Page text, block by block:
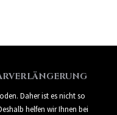
Daher ist es nicht so
helfen wir Ihnen bei